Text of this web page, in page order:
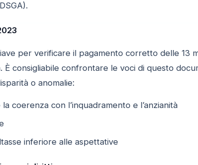
per verificare il pagamento corretto delle 13
consigliabile confrontare le voci di questo
o anomalie:
coerenza con l’inquadramento e l’anzianità
inferiore alle aspettative